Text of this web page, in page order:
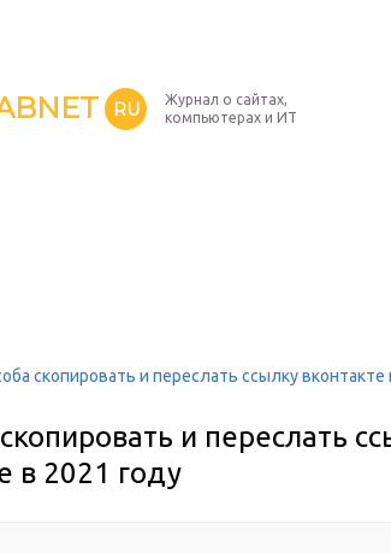
RU
Журнал о сайтах,
компьютерах и ИТ
скопировать и переслать ссылку
и переслать
в 2021 году